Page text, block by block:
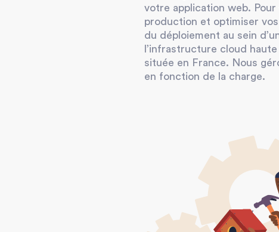
votre application web.
production et optimiser
du déploiement au sein
l’infrastructure cloud
située en France. Nous
en fonction de la charge.